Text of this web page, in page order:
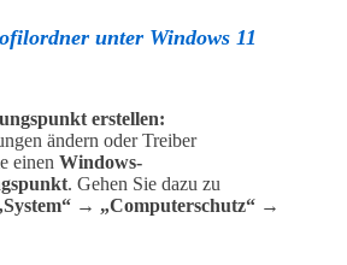
unter Windows 11
erstellen:
ändern oder Treiber
einen Windows-
. Gehen Sie dazu zu
→ „Computerschutz“ →